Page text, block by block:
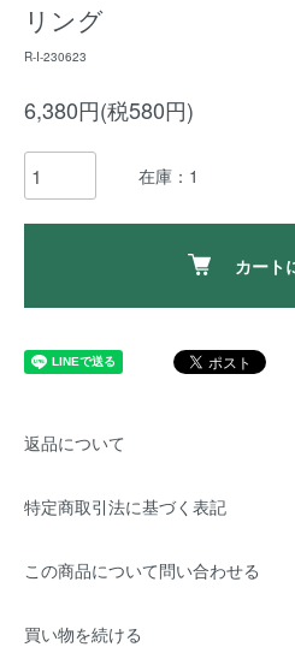
リング
R-I-230623
6,380円(税580円)
在庫：1
カート
返品について
特定商取引法に基づく表記
この商品について問い合わせる
買い物を続ける